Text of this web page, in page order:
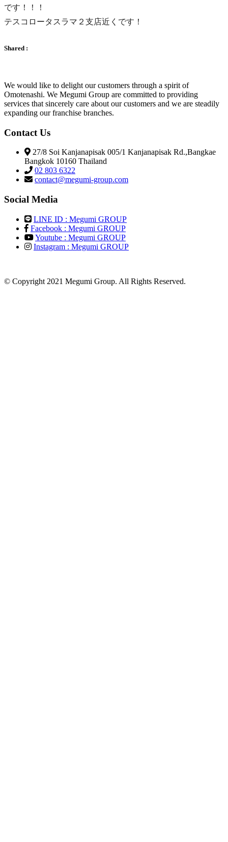
です！！！
テスコロータスラマ２支店近くです！​
Shared :
We would like to delight our customers through a spirit of
Omotenashi. We Megumi Group are committed to providing
services that sincerely care about our customers and we are steadily
expanding our franchise branches.
Contact Us
27/8 Soi Kanjanapisak 005/1 Kanjanapisak Rd.,Bangkae
Bangkok 10160 Thailand
02 803 6322
contact@megumi-group.com
Social Media
LINE ID : Megumi GROUP
Facebook : Megumi GROUP
Youtube : Megumi GROUP
Instagram : Megumi GROUP
© Copyright 2021 Megumi Group. All Rights Reserved.